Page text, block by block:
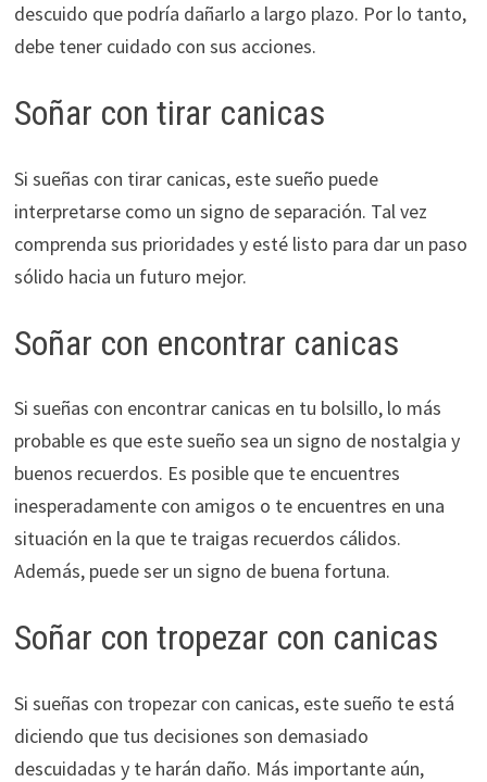
descuido que podría dañarlo a largo plazo. Por lo tanto,
debe tener cuidado con sus acciones.
Soñar con tirar canicas
Si sueñas con tirar canicas, este sueño puede
interpretarse como un signo de separación. Tal vez
comprenda sus prioridades y esté listo para dar un paso
sólido hacia un futuro mejor.
Soñar con encontrar canicas
Si sueñas con encontrar canicas en tu bolsillo, lo más
probable es que este sueño sea un signo de nostalgia y
buenos recuerdos. Es posible que te encuentres
inesperadamente con amigos o te encuentres en una
situación en la que te traigas recuerdos cálidos.
Además, puede ser un signo de buena fortuna.
Soñar con tropezar con canicas
Si sueñas con tropezar con canicas, este sueño te está
diciendo que tus decisiones son demasiado
descuidadas y te harán daño. Más importante aún,